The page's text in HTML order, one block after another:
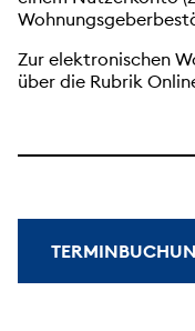
Zur elektronischen
über die Rubrik